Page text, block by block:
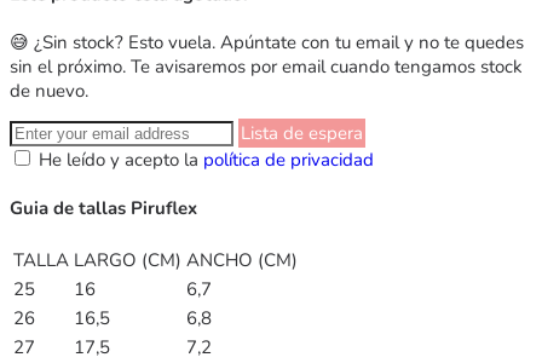
😅 ¿Sin stock? Esto vuela. Apúntate con tu email y no te quedes
sin el próximo. Te avisaremos por email cuando tengamos stock
de nuevo.
Lista de espera
He leído y acepto la política de privacidad
Guia de tallas Piruflex
TALLA LARGO (CM) ANCHO (CM)
25
16
6,7
26
16,5
6,8
27
17,5
7,2